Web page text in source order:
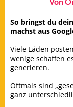
So bringst du
machst aus
Viele Läden
wenige schaffen
generieren.
Oftmals sind
ganz